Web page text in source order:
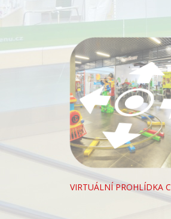
VIRTUÁLNÍ PROHLÍDKA